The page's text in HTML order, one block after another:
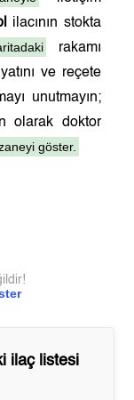
ilacının stokta
rakamı
ve reçete
unutmayın;
olarak doktor
göster.
ilaç listesi